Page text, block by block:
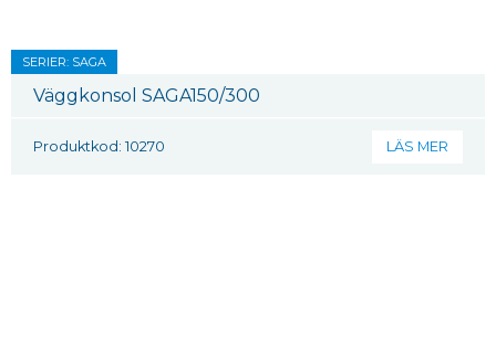
SERIER: SAGA
Väggkonsol SAGA150/300
Produktkod: 10270 LÄS MER